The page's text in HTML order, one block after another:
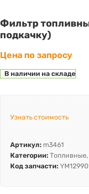
Фильтр
подкачку)
Цена по запросу
В наличии на складе
Узнать стоимость
Артикул: m3461
Категории: Топливные,
Код запчасти: